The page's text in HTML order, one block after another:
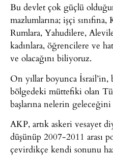
Bu devlet çok güçlü
mazlumlarına; işçi
Rumlara, Yahudilere,
kadınlara, öğrencilere ve
ve olacağını biliyoruz.
On yıllar boyunca İsrail’in,
bölgedeki müttefiki olan
başlarına nelerin
AKP, artık askeri vesayet
düşünüp 2007-2011 arası
çevirdikçe kendi sonunu